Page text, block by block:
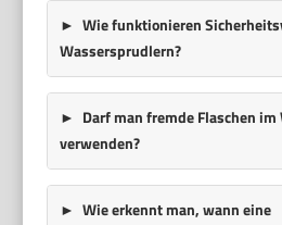
Wie funktionieren
Wassersprudlern?
Darf man fremde Flaschen
verwenden?
Wie erkennt man, wann eine